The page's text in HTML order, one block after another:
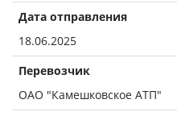
Дата отправления
18.06.2025
Перевозчик
ОАО "Камешковское АТП"